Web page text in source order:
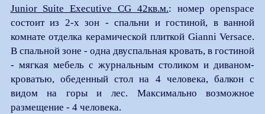
Junior Suite Executive CG 42кв.м.: номер openspace
состоит из 2-х зон - спальни и гостиной, в ванной
комнате отделка керамической плиткой Gianni Versace.
В спальной зоне - одна двуспальная кровать, в гостиной
- мягкая мебель с журнальным столиком и диваном-
кроватью, обеденный стол на 4 человека, балкон с
видом на горы и лес. Максимально возможное
размещение - 4 человека.